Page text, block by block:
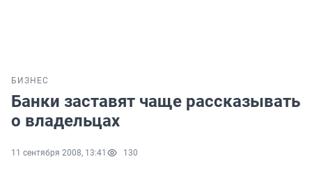
БИЗНЕС
Банки заставят чаще рассказывать
о владельцах
11 сентября 2008, 13:41 130